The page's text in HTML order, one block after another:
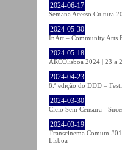
2024-06-17
Semana Acesso Cultura
2024-05-30
InArt – Community Arts
2024-05-18
ARCOlisboa 2024 | 23 a
2024-04-23
8.ª edição do DDD –
2024-03-30
Ciclo Sem Censura -
2024-03-19
Transcinema Comum
Lisboa